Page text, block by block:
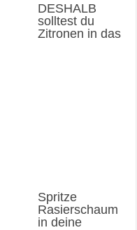
DESHALB
solltest du
Zitronen in das
Spritze
Rasierschaum
in deine